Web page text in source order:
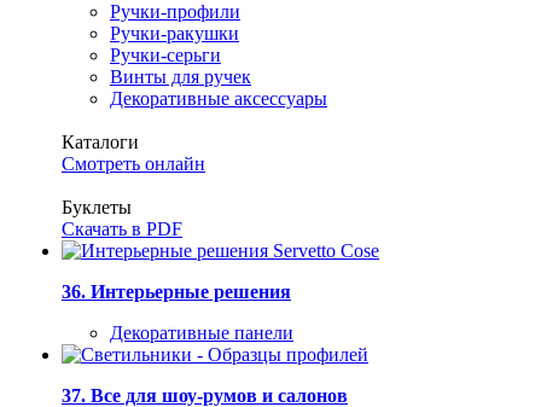
Ручки-профили
Ручки-ракушки
Ручки-серьги
Винты для ручек
Декоративные аксессуары
Каталоги
Смотреть онлайн
Буклеты
Скачать в PDF
36. Интерьерные решения
Декоративные панели
37. Все для шоу-румов и салонов